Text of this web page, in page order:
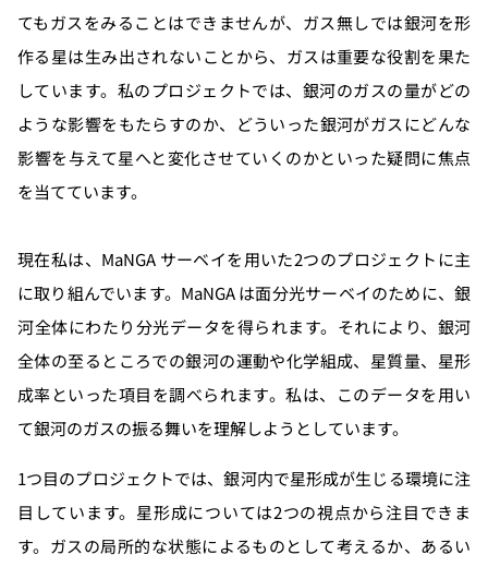
てもガスをみることはできませんが、ガス無しでは銀河を形
作る星は生み出されないことから、ガスは重要な役割を果た
しています。私のプロジェクトでは、銀河のガスの量がどの
ような影響をもたらすのか、どういった銀河がガスにどんな
影響を与えて星へと変化させていくのかといった疑問に焦点
を当てています。
現在私は、MaNGA サーベイを用いた2つのプロジェクトに主
に取り組んでいます。MaNGA は面分光サーベイのために、銀
河全体にわたり分光データを得られます。それにより、銀河
全体の至るところでの銀河の運動や化学組成、星質量、星形
成率といった項目を調べられます。私は、このデータを用い
て銀河のガスの振る舞いを理解しようとしています。
1つ目のプロジェクトでは、銀河内で星形成が生じる環境に注
目しています。星形成については2つの視点から注目できま
す。ガスの局所的な状態によるものとして考えるか、あるい